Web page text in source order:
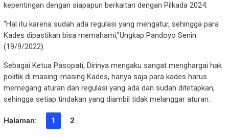
kepentingan dengan siapapun berkaitan dengan Pilkada 2024.
“Hal itu karena sudah ada regulasi yang mengatur, sehingga para
Kades dipastikan bisa memahami,”Ungkap Pandoyo Senin
(19/9/2022).
Sebagai Ketua Pasopati, Dirinya mengaku sangat menghargai hak
politik di masing-masing Kades, hanya saja para kades harus
memegang aturan dan regulasi yang ada dan sudah ditetapkan,
sehingga setiap tindakan yang diambil tidak melanggar aturan.
Halaman: 1 2